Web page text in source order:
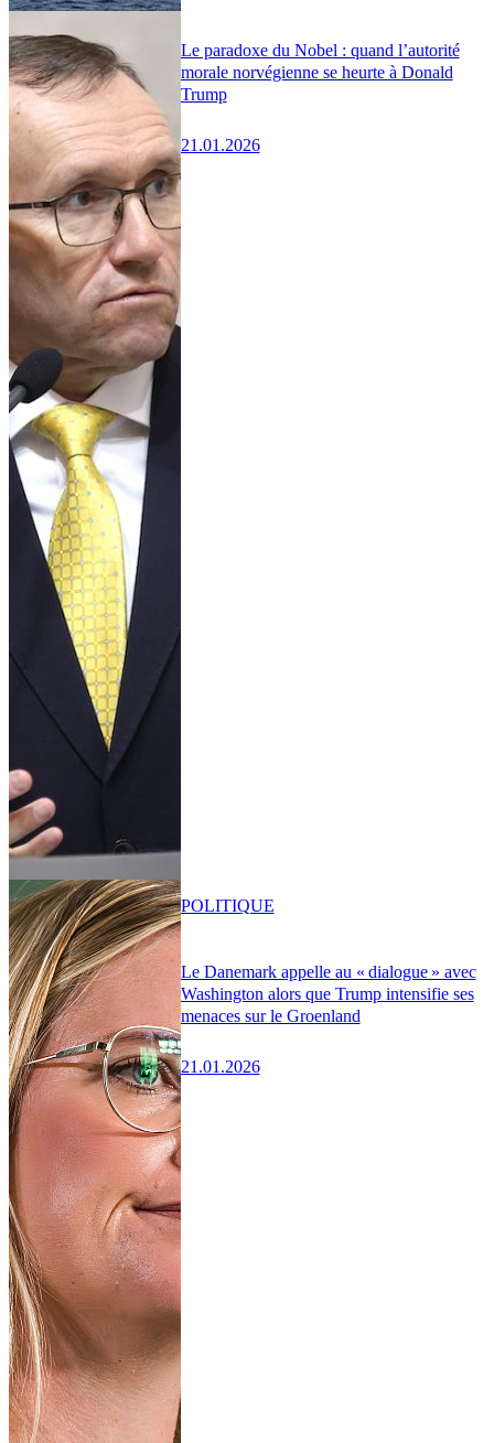
Le paradoxe du Nobel : quand l’autorité
morale norvégienne se heurte à Donald
Trump
21.01.2026
Le Danemark appelle au « dialogue » avec
Washington alors que Trump intensifie ses
menaces sur le Groenland
21.01.2026
POLITIQUE